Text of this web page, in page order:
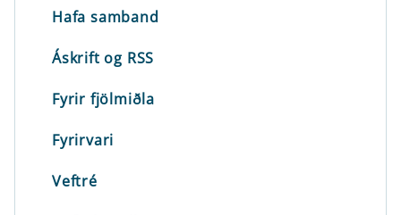
Hafa samband
Áskrift og RSS
Fyrir fjölmiðla
Fyrirvari
Veftré